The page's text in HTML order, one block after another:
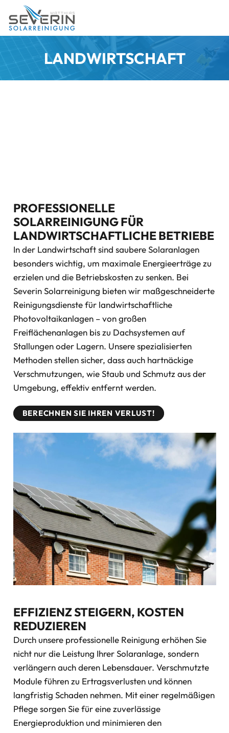
LANDWIRTSCHAFT
PROFESSIONELLE
SOLARREINIGUNG FÜR
LANDWIRTSCHAFTLICHE BETRIEBE
In der Landwirtschaft sind saubere Solaranlagen
besonders wichtig, um maximale Energieerträge zu
erzielen und die Betriebskosten zu senken. Bei
Severin Solarreinigung bieten wir maßgeschneiderte
Reinigungsdienste für landwirtschaftliche
Photovoltaikanlagen – von großen
Freiflächenanlagen bis zu Dachsystemen auf
Stallungen oder Lagern. Unsere spezialisierten
Methoden stellen sicher, dass auch hartnäckige
Verschmutzungen, wie Staub und Schmutz aus der
Umgebung, effektiv entfernt werden.
BERECHNEN SIE IHREN VERLUST!
EFFIZIENZ STEIGERN, KOSTEN
REDUZIEREN
Durch unsere professionelle Reinigung erhöhen Sie
nicht nur die Leistung Ihrer Solaranlage, sondern
verlängern auch deren Lebensdauer. Verschmutzte
Module führen zu Ertragsverlusten und können
langfristig Schaden nehmen. Mit einer regelmäßigen
Pflege sorgen Sie für eine zuverlässige
Energieproduktion und minimieren den